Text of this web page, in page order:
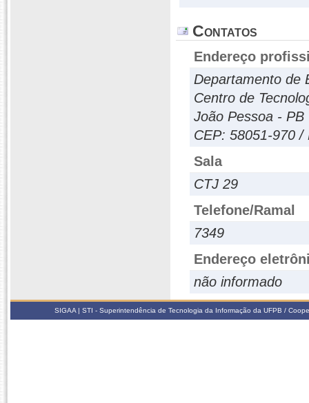
Contatos
Endereço
Departamento de
Centro de
João Pessoa - PB
CEP: 58051-970
Sala
CTJ 29
Telefone/Ramal
7349
Endereço
não informado
SIGAA | STI - Superintendência de Tecnologia da Informação da UFPB /